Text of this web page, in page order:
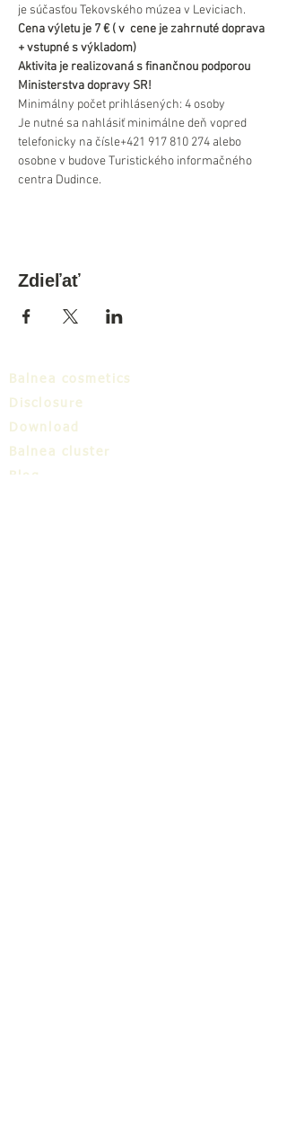
je súčasťou Tekovského múzea v Leviciach.
Cena výletu je 7 € ( v  cene je zahrnuté doprava
+ vstupné s výkladom)
Aktivita je realizovaná s finančnou podporou
Ministerstva dopravy SR!
Minimálny počet prihlásených: 4 osoby
Je nutné sa nahlásiť minimálne deň vopred
telefonicky na čísle+421 917 810 274 alebo
osobne v budove Turistického informačného
centra Dudince.
Zdieľať
Balnea cosmetics
Disclosure
Download
Balnea cluster
Blog